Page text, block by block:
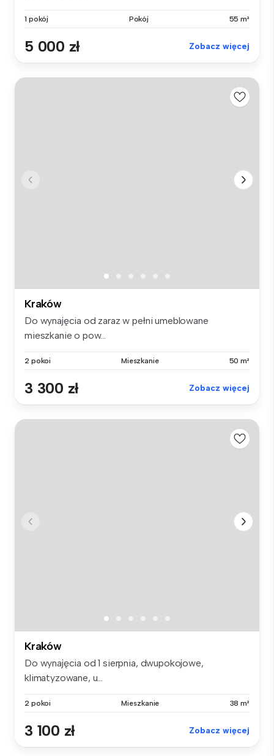
1 pokój Pokój 55 m²
5 000 zł Zobacz więcej
Kraków
Do wynajęcia od zaraz w pełni umeblowane
mieszkanie o pow...
2 pokoi Mieszkanie 50 m²
3 300 zł Zobacz więcej
Kraków
Do wynajęcia od 1 sierpnia, dwupokojowe,
klimatyzowane, u...
2 pokoi Mieszkanie 38 m²
3 100 zł Zobacz więcej